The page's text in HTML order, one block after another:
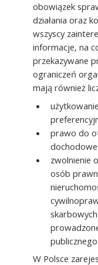
obowiązek
działania oraz
wszyscy
informacje, na
przekazywane
ograniczeń
mają również
prawo do
zwolnienie
osób
publicznego.
W Polsce